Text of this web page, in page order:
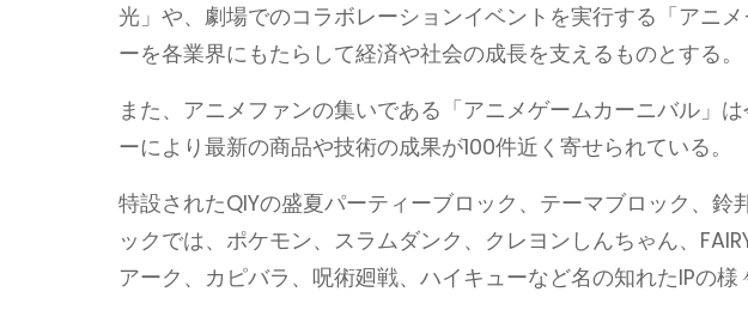
光」や、劇場でのコラボレーションイベントを実行する「アニ
ーを各業界にもたらして経済や社会の成長を支えるものとする。
また、アニメファンの集いである「アニメゲームカーニバル」
ーにより最新の商品や技術の成果が100件近く寄せられている。
特設されたQIYの盛夏パーティーブロック、テーマブロック、鈴
ックでは、ポケモン、スラムダンク、クレヨンしんちゃん、
アーク、カピバラ、呪術廻戦、ハイキューなど名の知れたIPの様